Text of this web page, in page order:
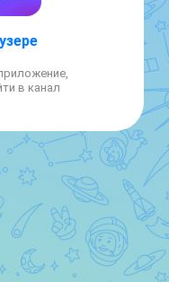
в канал